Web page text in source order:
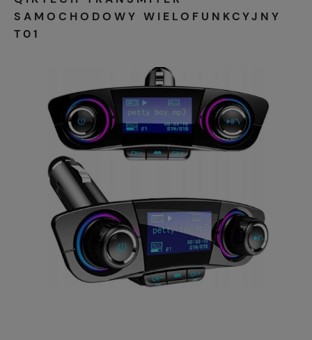
SAMOCHODOWY WIELOFUNKCYJNY
T01